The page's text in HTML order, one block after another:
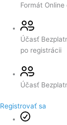
Formát Online
Účasť
po registrácii
Účasť
Registrovať sa